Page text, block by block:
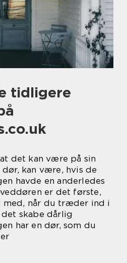
tidligere
det kan være på sin
kan være, hvis de
havde en anderledes
er det første,
når du træder ind i
skabe dårlig
har en dør, som du